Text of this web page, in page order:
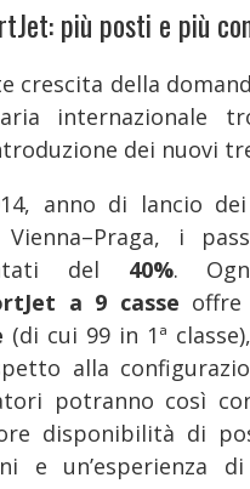
più posti e più
crescita della
internazionale
dei nuovi
anno di lancio
i
del 40%.
a 9 casse offre
(di cui 99 in 1ª
alla
potranno così
disponibilità di
e un’esperienza